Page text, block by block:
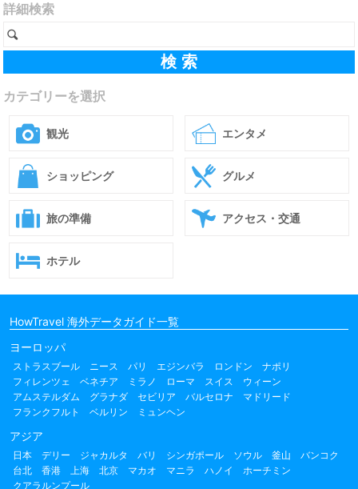
詳細検索
カテゴリーを選択
観光 エンタメ
ショッピング グルメ
旅の準備 アクセス・交通
ホテル
HowTravel 海外データガイド一覧
ヨーロッパ
ストラスブール ニース パリ エジンバラ ロンドン
ナポリ
フィレンツェ
ベネチア ミラノ ローマ スイス
ウィーン
アムステルダム
グラナダ セビリア バルセロナ
マドリード
フランクフルト
ベルリン ミュンヘン
アジア
日本 デリー ジャカルタ バリ シンガポール ソウル 釜山
バンコク
台北
香港 上海 北京 マカオ マニラ ハノイ
ホーチミン
クアラルンプール